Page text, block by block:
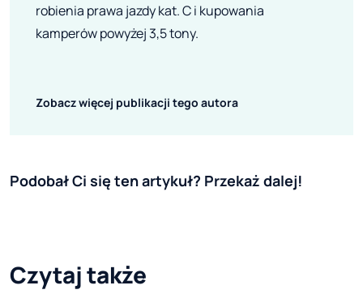
robienia prawa jazdy kat. C i kupowania
kamperów powyżej 3,5 tony.
Zobacz więcej publikacji tego autora
Podobał Ci się ten artykuł? Przekaż dalej!
Czytaj także